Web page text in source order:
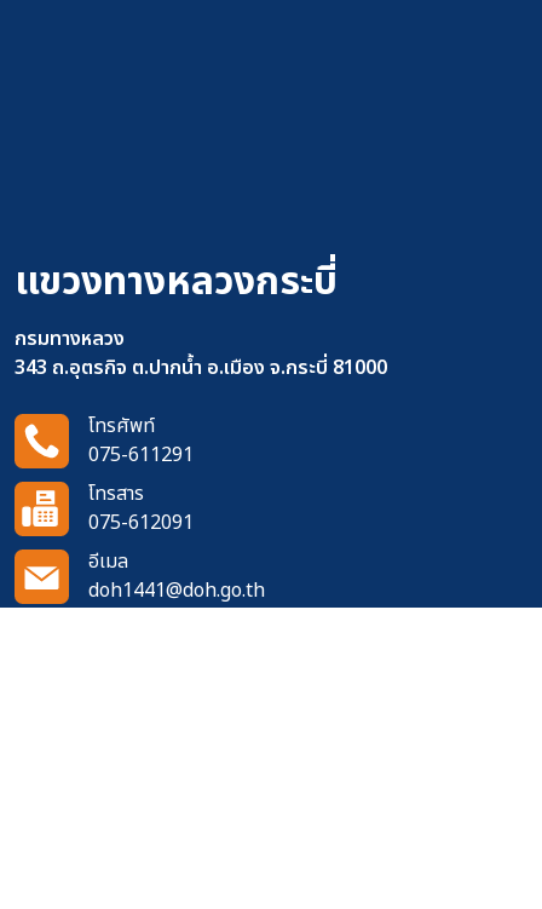
แขวงทางหลวงกระบี่
กรมทางหลวง
343 ถ.อุตรกิจ ต.ปากน้ำ อ.เมือง จ.กระบี่ 81000
โทรศัพท์
075-611291
โทรสาร
075-612091
อีเมล
doh1441@doh.go.th